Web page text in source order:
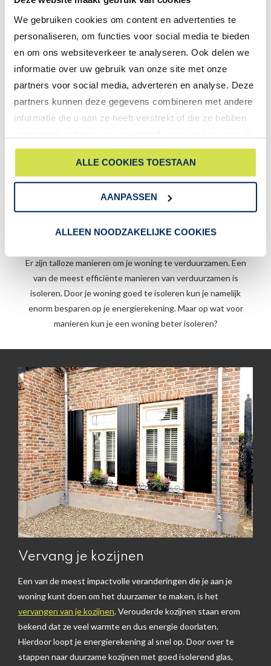
We gebruiken cookies om content en advertenties te
personaliseren, om functies voor social media te bieden
en om ons websiteverkeer te analyseren. Ook delen we
informatie over uw gebruik van onze site met onze
partners voor social media, adverteren en analyse. Deze
partners kunnen deze gegevens combineren met andere
informatie die u aan ze heeft verstrekt of die ze hebben
gaat akkoord met onze cookies als u onze website blijft
ALLE COOKIES TOESTAAN
AANPASSEN
ALLEEN NOODZAKELIJKE COOKIES
ikwileenstartershypotheek.nl is een onafhankelijke partij die
particulieren helpt bij het combineren van woningverbetering
met hun hypotheek. ikwileenstartershypotheek.nl is tijdens
het open weekend op 1 & 2 november aanwezig om je inzicht
je tegen in hoe je duurzame woningverbeteringen kunt
begeleiden bij het realiseren van een duurzame woning.
van je woning?
Er zijn talloze manieren om je woning te verduurzamen. Een
van de meest efficiënte manieren van verduurzamen is
isoleren. Door je woning goed te isoleren kun je namelijk
enorm besparen op je energierekening. Maar op wat voor
manieren kun je een woning beter isoleren?
Vervang je kozijnen
Een van de meest impactvolle veranderingen die je aan je
woning kunt doen om het duurzamer te maken, is het
vervangen van je kozijnen. Verouderde kozijnen staan erom
bekend dat ze veel warmte en dus energie doorlaten.
Hierdoor loopt je energierekening al snel op. Door over te
stappen naar duurzame kozijnen met goed isolerend glas,